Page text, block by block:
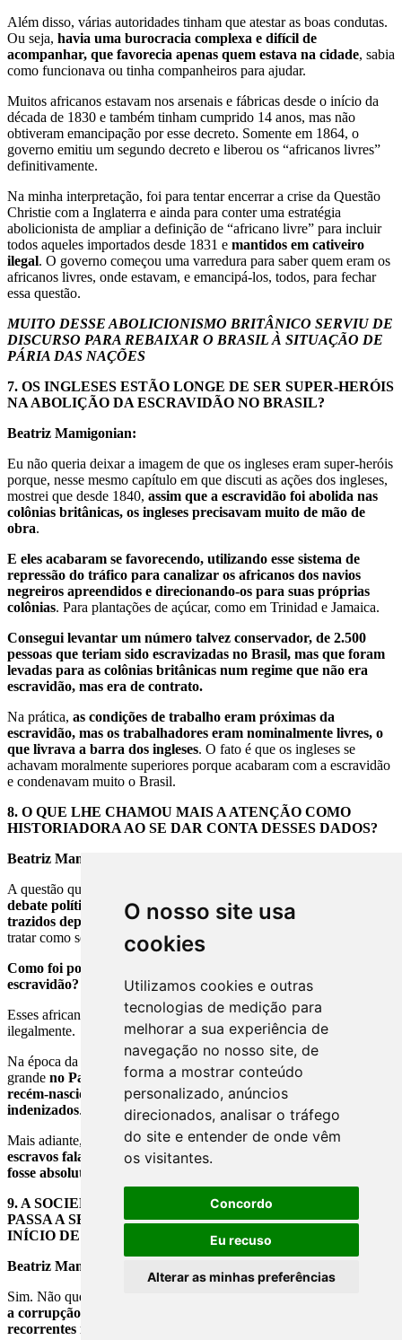
O nosso site usa
cookies
Utilizamos cookies e outras
tecnologias de medição para
melhorar a sua experiência de
navegação no nosso site, de
forma a mostrar conteúdo
personalizado, anúncios
direcionados, analisar o tráfego
do site e entender de onde vêm
os visitantes.
Concordo
Eu recuso
Alterar as minhas preferências
Além disso, várias autoridades tinham que atestar as boas condutas.
Ou seja, havia uma burocracia complexa e difícil de
acompanhar, que favorecia apenas quem estava na cidade, sabia
como funcionava ou tinha companheiros para ajudar.
Muitos africanos estavam nos arsenais e fábricas desde o início da
década de 1830 e também tinham cumprido 14 anos, mas não
obtiveram emancipação por esse decreto. Somente em 1864, o
governo emitiu um segundo decreto e liberou os “africanos livres”
definitivamente.
Na minha interpretação, foi para tentar encerrar a crise da Questão
Christie com a Inglaterra e ainda para conter uma estratégia
abolicionista de ampliar a definição de “africano livre” para incluir
todos aqueles importados desde 1831 e mantidos em cativeiro
ilegal. O governo começou uma varredura para saber quem eram os
africanos livres, onde estavam, e emancipá-los, todos, para fechar
essa questão.
MUITO DESSE ABOLICIONISMO BRITÂNICO SERVIU DE
DISCURSO PARA REBAIXAR O BRASIL À SITUAÇÃO DE
PÁRIA DAS NAÇÕES
7. OS INGLESES ESTÃO LONGE DE SER SUPER-HERÓIS
NA ABOLIÇÃO DA ESCRAVIDÃO NO BRASIL?
Beatriz Mamigonian:
Eu não queria deixar a imagem de que os ingleses eram super-heróis
porque, nesse mesmo capítulo em que discuti as ações dos ingleses,
mostrei que desde 1840, assim que a escravidão foi abolida nas
colônias britânicas, os ingleses precisavam muito de mão de
obra.
E eles acabaram se favorecendo, utilizando esse sistema de
repressão do tráfico para canalizar os africanos dos navios
negreiros apreendidos e direcionando-os para suas próprias
colônias. Para plantações de açúcar, como em Trinidad e Jamaica.
Consegui levantar um número talvez conservador, de 2.500
pessoas que teriam sido escravizadas no Brasil, mas que foram
levadas para as colônias britânicas num regime que não era
escravidão, mas era de contrato.
Na prática, as condições de trabalho eram próximas da
escravidão, mas os trabalhadores eram nominalmente livres, o
que livrava a barra dos ingleses. O fato é que os ingleses se
achavam moralmente superiores porque acabaram com a escravidão
e condenavam muito o Brasil.
8. O QUE LHE CHAMOU MAIS A ATENÇÃO COMO
HISTORIADORA AO SE DAR CONTA DESSES DADOS?
Beatriz Mamigonian:
A questão que me coloquei foi a seguinte:
debate político silenciar sobre o direito à liberdade dos africanos
trazidos depois de 1831, sabendo da exploração dessas pessoas, e
tratar como se isso fosse a coisa mais normal do mundo?
Como foi possível, para os contemporâneos, naturalizar essa
escravidão?
Esses africanos foram tidos como propriedade, só que era adquirida
ilegalmente.
Na época da discussão da Lei do Ventre Livre
, um grupo muito
grande no Parlamento se recusava a aceitar a libertação dos
recém-nascidos sem que os senhores, donos das mães, fossem
indenizados.
Mais adiante, nas discussões sobre emancipação,os senhores de
escravos falavam da propriedade sobre os escravos como se ela
fosse absolutamente legal
9. A SOCIEDADE SABIA, OS POLÍTICOS SABIAM. ISSO
PASSA A SER DETERMINANTE NO CARÁTER NO
INÍCIO DE UMA NAÇÃO COMO O BRASIL?
Beatriz Mamigonian:
Sim. Não que a ilegalidade ou o contrabando fossem novos, porque
a corrupção e o contrabando são práticas que já eram
recorrentes no período colonial